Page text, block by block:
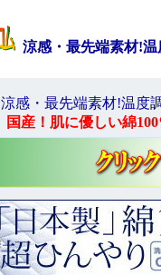
涼感・最先端素材!
涼感・最先端素材!温度
国産！肌に優しい綿